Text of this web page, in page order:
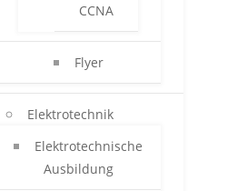
CCNA
Flyer
Elektrotechnik
Elektrotechnische
Ausbildung